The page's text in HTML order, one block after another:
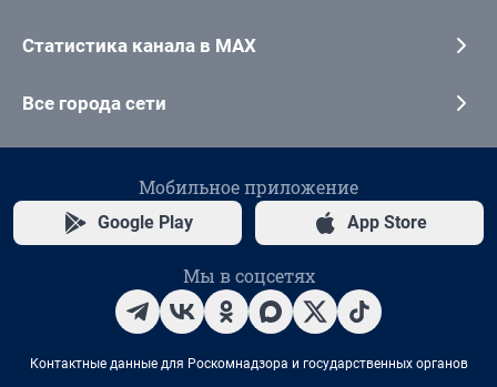
Статистика канала в MAX
Все города сети
Мобильное приложение
Google Play App Store
Мы в соцсетях
Контактные данные для Роскомнадзора и государственных органов